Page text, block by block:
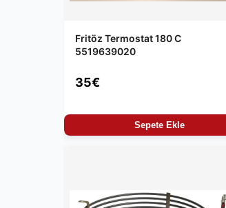
Fritöz Termostat 180 C
5519639020
35€
Sepete Ekle